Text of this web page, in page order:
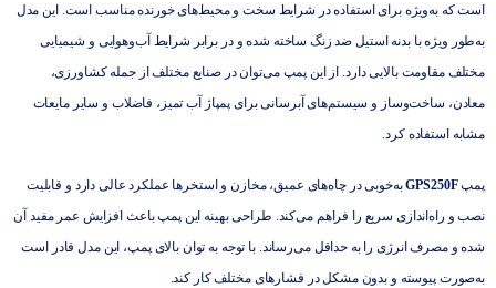
است که به‌ویژه برای استفاده در شرایط سخت و محیط‌های خورنده مناسب است. این مدل
به‌طور ویژه با بدنه استیل ضد زنگ ساخته شده و در برابر شرایط آب‌وهوایی و شیمیایی
مختلف مقاومت بالایی دارد. از این پمپ می‌توان در صنایع مختلف از جمله کشاورزی،
معادن، ساخت‌وساز و سیستم‌های آبرسانی برای پمپاژ آب تمیز، فاضلاب و سایر مایعات
مشابه استفاده کرد.
پمپGPS250Fبه‌خوبی در چاه‌های عمیق، مخازن و استخرها عملکرد عالی دارد و قابلیت
نصب و راه‌اندازی سریع را فراهم می‌کند. طراحی بهینه این پمپ باعث افزایش عمر مفید آن
شده و مصرف انرژی را به حداقل می‌رساند. با توجه به توان بالای پمپ، این مدل قادر است
به‌صورت پیوسته و بدون مشکل در فشارهای مختلف کار کند.